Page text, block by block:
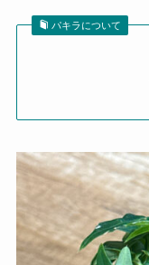
パキラについて